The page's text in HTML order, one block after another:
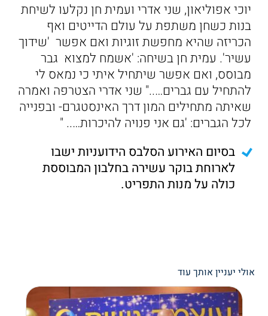
יוכי אפוליאון, שני אדרי ועמית חן נקלעו לשיחת
בנות כשחן משתפת על עולם הדייטים ואף
הכריזה שהיא מחפשת זוגיות ואם אפשר 'שידוך
עשיר'. עמית חן בשיחה: 'אשמח למצוא גבר
מבוסס, ואם אפשר שיתחיל איתי כי נמאס לי
להתחיל עם גברים….." שני אדרי הצטרפה ואמרה
שאיתה מתחילים המון דרך האינסטגרם- ובפנייה
לכל הגברים: 'גם אני פנויה להיכרות….. "
בסיום האירוע הסלבס הידועניות ישבו
לארוחת בוקר עשירה בחלבון המבוססת
כולה על מנות התפריט.
אולי יעניין אותך עוד